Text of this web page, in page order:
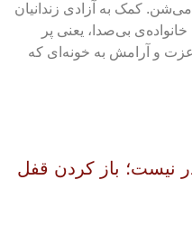
کمک به آزادی زندانیان
بی‌صدا، یعنی پر
عزت و آرامش به خونه‌ای که
نیست؛ باز کردن قفل